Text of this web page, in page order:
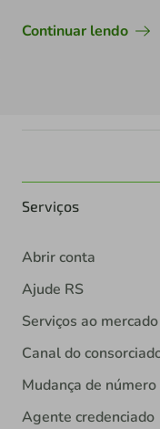
Continuar lendo
Serviços
Abrir conta
Ajude RS
Serviços ao
Canal do
Mudança de
Agente credenciado